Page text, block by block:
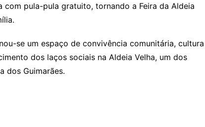
com pula-pula gratuito, tornando a Feira da Aldeia
se um espaço de convivência comunitária, cultura
dos laços sociais na Aldeia Velha, um dos
dos Guimarães.